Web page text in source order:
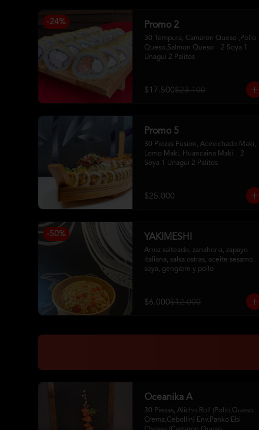
-24% Promo 2
30 Tempura, Camaron Queso ,Pollo
Queso,Salmon Queso    2 Soya 1
Unagui 2 Palitos
$17.500$23.100
Promo 5
30 Piezas Fusion, Acevichado Maki,
Lomo Maki, Huancaina Maki    2
Soya 1 Unagui 2 Palitos
$25.000
-50% YAKIMESHI
Arroz salteado, zanahoria, zapayo
italiana, salsa ostras, aceite sesamo,
soya, gengibre y pollo
$6.000$12.000
Oceanika A
30 Piezas, Alicho Roll (Pollo,Queso
Crema,Cebollin) Env.Panko Ebi